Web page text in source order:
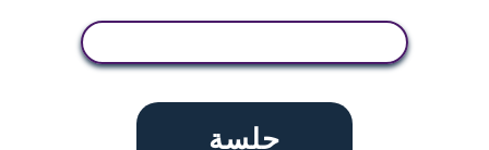
جلسة